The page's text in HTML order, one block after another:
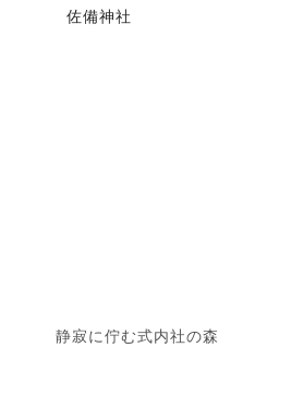
佐備神社
静寂に佇む式内社の森